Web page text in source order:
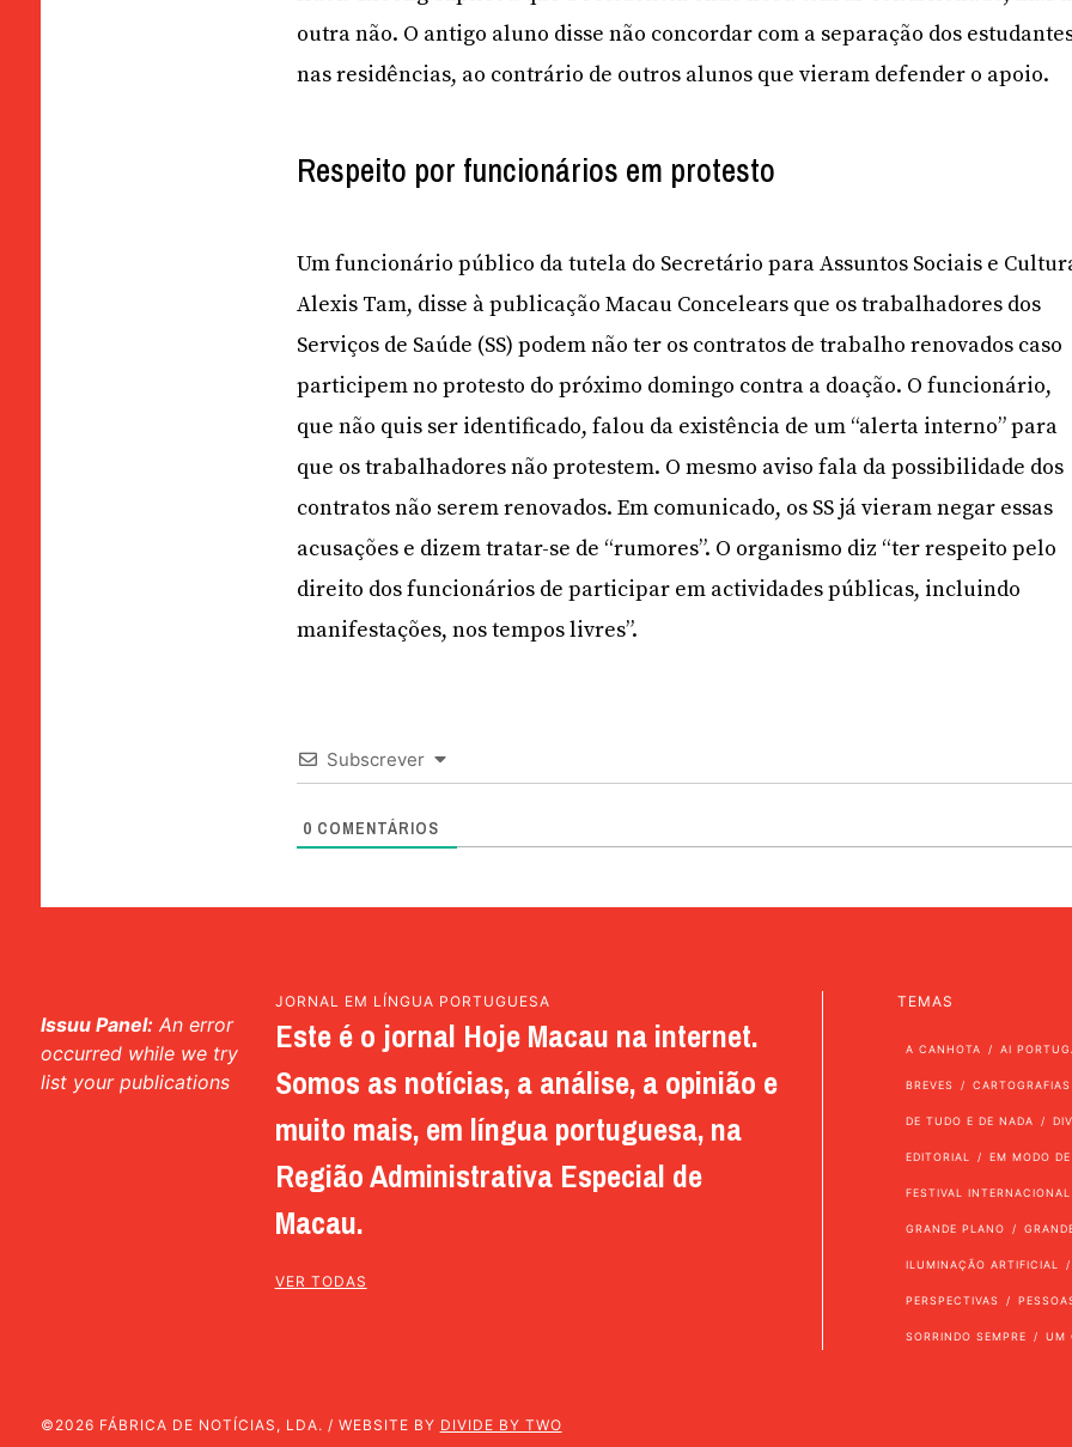
outra não. O antigo aluno disse não concordar com a separação dos
nas residências, ao contrário de outros alunos que vieram defender o apoio.
Respeito por funcionários em protesto
Um funcionário público da tutela do Secretário para Assuntos Sociais e
Alexis Tam, disse à publicação Macau Concelears que os trabalhadores dos
Serviços de Saúde (SS) podem não ter os contratos de trabalho renovados caso
participem no protesto do próximo domingo contra a doação. O funcionário,
que não quis ser identificado, falou da existência de um “alerta interno” para
que os trabalhadores não protestem. O mesmo aviso fala da possibilidade dos
contratos não serem renovados. Em comunicado, os SS já vieram negar essas
acusações e dizem tratar-se de “rumores”. O organismo diz “ter respeito pelo
direito dos funcionários de participar em actividades públicas, incluindo
manifestações, nos tempos livres”.
Subscrever
0 COMENTÁRIOS
Issuu Panel: An error
occurred while we try
list your publications
JORNAL EM LÍNGUA PORTUGUESA
Este é o jornal Hoje Macau na internet.
Somos as notícias, a análise, a opinião e
muito mais, em língua portuguesa, na
Região Administrativa Especial de
Macau.
VER TODAS
TEMAS
A CANHOTA AI
BREVES CARTOGRAFIAS
DE TUDO E DE NADA
EDITORIAL EM MODO
FESTIVAL
GRANDE PLANO
ILUMINAÇÃO ARTIFICIAL
PERSPECTIVAS
SORRINDO SEMPRE UM
©2026 FÁBRICA DE NOTÍCIAS, LDA. / WEBSITE BY DIVIDE BY TWO